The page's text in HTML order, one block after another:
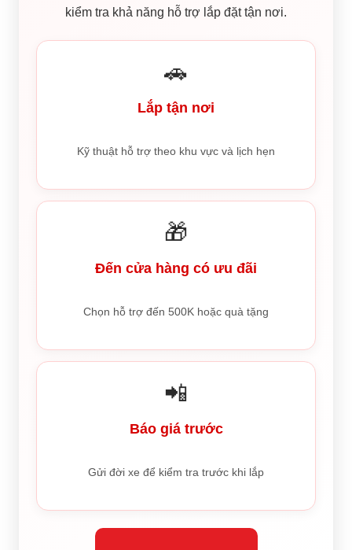
kiểm tra khả năng hỗ trợ lắp đặt tận nơi.
🚗
Lắp tận nơi
Kỹ thuật hỗ trợ theo khu vực và lịch hẹn
🎁
Đến cửa hàng có ưu đãi
Chọn hỗ trợ đến 500K hoặc quà tặng
📲
Báo giá trước
Gửi đời xe để kiểm tra trước khi lắp